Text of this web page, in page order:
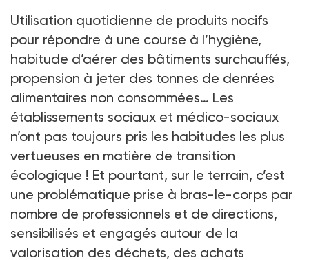
Utilisation quotidienne de produits nocifs
pour répondre à une course à l’hygiène,
habitude d’aérer des bâtiments surchauffés,
propension à jeter des tonnes de denrées
alimentaires non consommées… Les
établissements sociaux et médico-sociaux
n’ont pas toujours pris les habitudes les plus
vertueuses en matière de transition
écologique ! Et pourtant, sur le terrain, c’est
une problématique prise à bras-le-corps par
nombre de professionnels et de directions,
sensibilisés et engagés autour de la
valorisation des déchets, des achats